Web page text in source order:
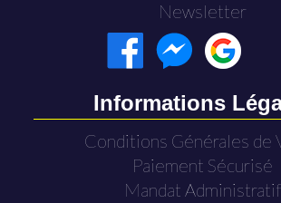
Newsletter
Informations
Conditions Générales de
Paiement Sécurisé
Mandat Administratif